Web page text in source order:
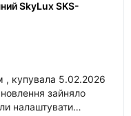
SkyLux SKS-
, купувала 5.02.2026